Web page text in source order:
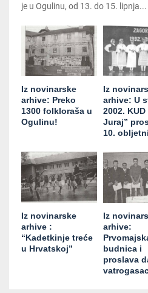
je u Ogulinu, od 13. do 15. lipnja...
Iz novinarske
arhive: Preko
1300 folkloraša u
Ogulinu!
Iz
arhive: U
2002. KUD
Juraj”
10.
Iz novinarske
arhive :
“Kadetkinje treće
u Hrvatskoj”
Iz
arhive:
budnica i
proslava